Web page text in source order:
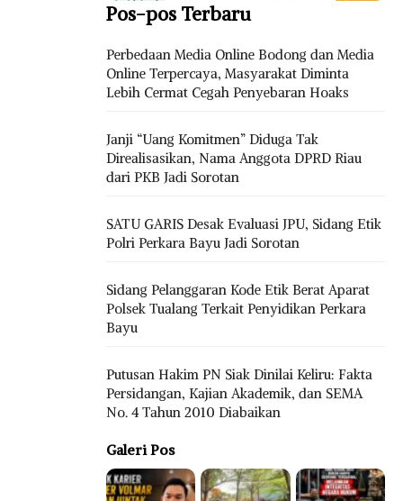
Pos-pos Terbaru
Perbedaan Media Online Bodong dan Media
Online Terpercaya, Masyarakat Diminta
Lebih Cermat Cegah Penyebaran Hoaks
Janji “Uang Komitmen” Diduga Tak
Direalisasikan, Nama Anggota DPRD Riau
dari PKB Jadi Sorotan
SATU GARIS Desak Evaluasi JPU, Sidang Etik
Polri Perkara Bayu Jadi Sorotan
Sidang Pelanggaran Kode Etik Berat Aparat
Polsek Tualang Terkait Penyidikan Perkara
Bayu
Putusan Hakim PN Siak Dinilai Keliru: Fakta
Persidangan, Kajian Akademik, dan SEMA
No. 4 Tahun 2010 Diabaikan
Galeri Pos